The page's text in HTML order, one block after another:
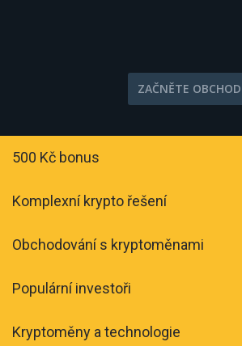
ZAČNĚTE
500 Kč bonus
Komplexní krypto řešení
Obchodování s kryptoměnami
Populární investoři
Kryptoměny a technologie